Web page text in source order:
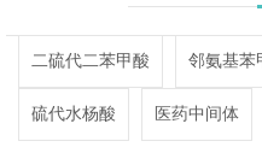
二硫代二苯甲酸 邻氨基苯
硫代水杨酸 医药中间体